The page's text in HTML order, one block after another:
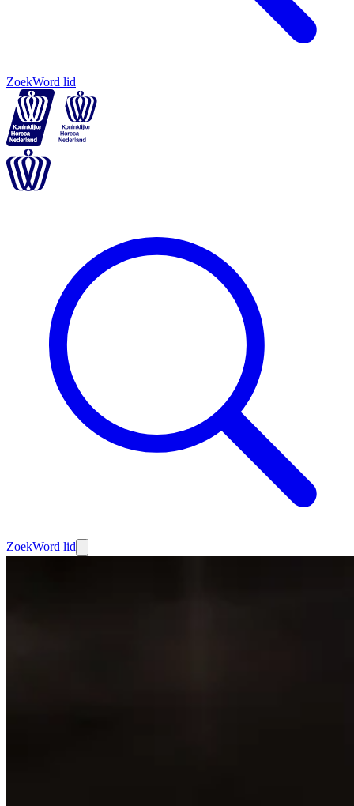
ZoekWord lid
ZoekWord lid